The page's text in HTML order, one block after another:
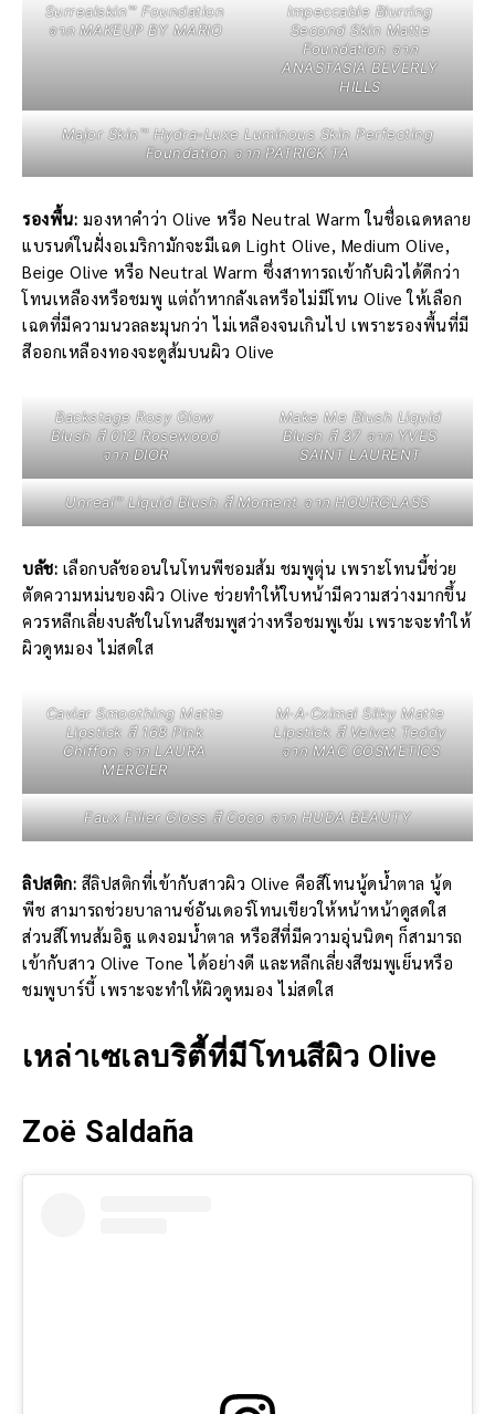
Surrealskin™ Foundation
จาก MAKEUP BY MARIO
Impeccable Blurring
Second Skin Matte
Foundation จาก
ANASTASIA BEVERLY
HILLS
Major Skin™ Hydra-Luxe Luminous Skin Perfecting
Foundation จาก PATRICK TA
รองพื้น: มองหาคำว่า Olive หรือ Neutral Warm ในชื่อเฉดหลาย
แบรนด์ในฝั่งอเมริกามักจะมีเฉด Light Olive, Medium Olive,
Beige Olive หรือ Neutral Warm ซึ่งสาทารถเข้ากับผิวได้ดีกว่า
โทนเหลืองหรือชมพู แต่ถ้าหากลังเลหรือไม่มีโทน Olive ให้เลือก
เฉดที่มีความนวลละมุนกว่า ไม่เหลืองจนเกินไป เพราะรองพื้นที่มี
สีออกเหลืองทองจะดูส้มบนผิว Olive
Backstage Rosy Glow
Blush สี 012 Rosewood
จาก DIOR
Make Me Blush Liquid
Blush สี 37 จาก YVES
SAINT LAURENT
Unreal™ Liquid Blush สี Moment จาก HOURGLASS
บลัช: เลือกบลัชออนในโทนพีชอมส้ม ชมพูตุ่น เพราะโทนนี้ช่วย
ตัดความหม่นของผิว Olive ช่วยทำให้ใบหน้ามีความสว่างมากขึ้น
ควรหลีกเลี่ยงบลัชในโทนสีชมพูสว่างหรือชมพูเข้ม เพราะจะทำให้
ผิวดูหมอง ไม่สดใส
Caviar Smoothing Matte
Lipstick สี 168 Pink
Chiffon จาก LAURA
MERCIER
M·A·Cximal Silky Matte
Lipstick สี Velvet Teddy
จาก MAC COSMETICS
Faux Filler Gloss สี Coco จาก HUDA BEAUTY
ลิปสติก: สีลิปสติกที่เข้ากับสาวผิว Olive คือสีโทนนู้ดน้ำตาล นู้ด
พีช สามารถช่วยบาลานซ์อันเดอร์โทนเขียวให้หน้าหน้าดูสดใส
ส่วนสีโทนส้มอิฐ แดงอมน้ำตาล หรือสีที่มีความอุ่นนิดๆ ก็สามารถ
เข้ากับสาว Olive Tone ได้อย่างดี และหลีกเลี่ยงสีชมพูเย็นหรือ
ชมพูบาร์บี้ เพราะจะทำให้ผิวดูหมอง ไม่สดใส
เหล่าเซเลบริตี้ที่มีโทนสีผิว Olive
Zoë Saldaña